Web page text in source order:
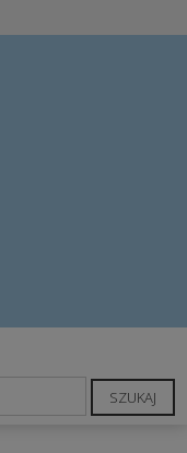
SZUKAJ